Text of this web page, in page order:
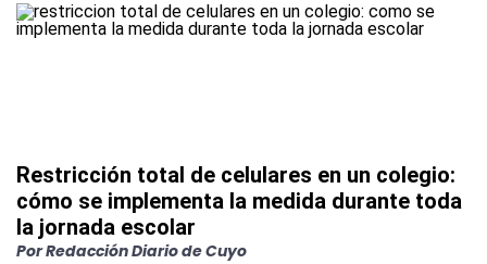
Restricción total de celulares en un colegio:
cómo se implementa la medida durante toda
la jornada escolar
PorRedacción Diario de Cuyo